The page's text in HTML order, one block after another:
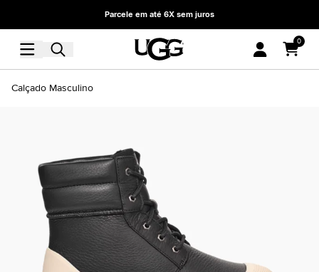
Parcele em até 6X sem juros
0
Calçado Masculino